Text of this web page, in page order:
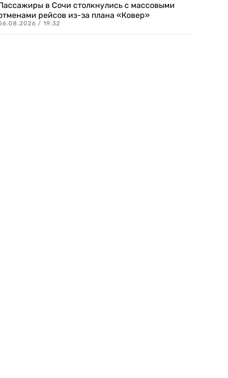
в Сочи столкнулись с массовыми
рейсов из-за плана «Ковер»
/ 19:32